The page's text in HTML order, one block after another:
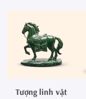
Tượng linh vật